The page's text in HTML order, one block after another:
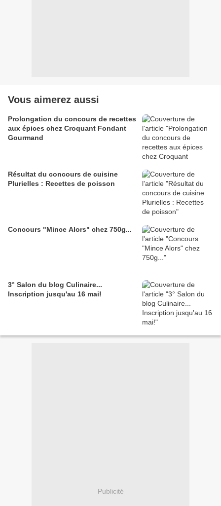
Vous aimerez aussi
Prolongation du concours de recettes
aux épices chez Croquant Fondant
Gourmand
Résultat du concours de cuisine
Plurielles : Recettes de poisson
Concours "Mince Alors" chez 750g...
3° Salon du blog Culinaire...
Inscription jusqu'au 16 mai!
Publicité